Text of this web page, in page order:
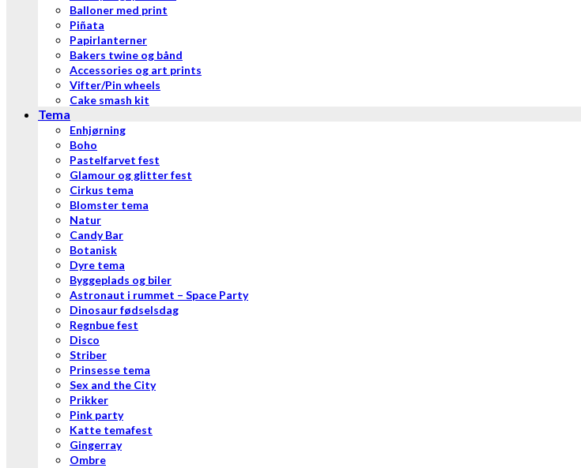
Balloner med print
Piñata
Papirlanterner
Bakers twine og bånd
Accessories og art prints
Vifter/Pin wheels
Cake smash kit
Tema
Enhjørning
Boho
Pastelfarvet fest
Glamour og glitter fest
Cirkus tema
Blomster tema
Natur
Candy Bar
Botanisk
Dyre tema
Byggeplads og biler
Astronaut i rummet – Space Party
Dinosaur fødselsdag
Regnbue fest
Disco
Striber
Prinsesse tema
Sex and the City
Prikker
Pink party
Katte temafest
Gingerray
Ombre